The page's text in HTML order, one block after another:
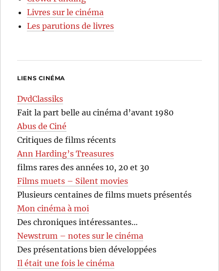
Livres sur le cinéma
Les parutions de livres
LIENS CINÉMA
DvdClassiks
Fait la part belle au cinéma d’avant 1980
Abus de Ciné
Critiques de films récents
Ann Harding’s Treasures
films rares des années 10, 20 et 30
Films muets – Silent movies
Plusieurs centaines de films muets présentés
Mon cinéma à moi
Des chroniques intéressantes…
Newstrum – notes sur le cinéma
Des présentations bien développées
Il était une fois le cinéma